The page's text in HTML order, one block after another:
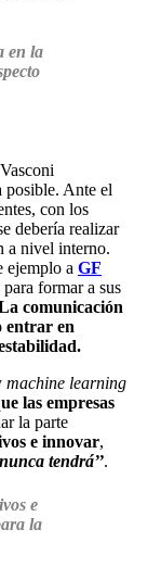
en la
posible. Ante el
con los
debería realizar
a nivel interno.
ejemplo a GF
formar a sus
comunicación
entrar en
machine learning
las empresas
la parte
e innovar,
tendrá’’.
e
la